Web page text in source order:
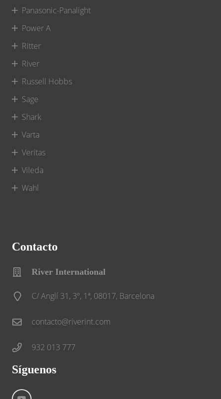
Panasonic-Panalight
Power A
Ritter
River
Russell Hobbs
Sage
Shark
Varta
Veritas
Vileda
Wahl
Contacto
River International
C/ Anglí 31, 3º, 1ª, 08017, Barcelona
contacto@riverint.com
932 013 777
Síguenos